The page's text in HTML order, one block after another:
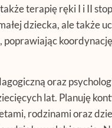
terapię ręki I i II
dziecka, ale także
oraz
lat. Planuję
rodzinami oraz